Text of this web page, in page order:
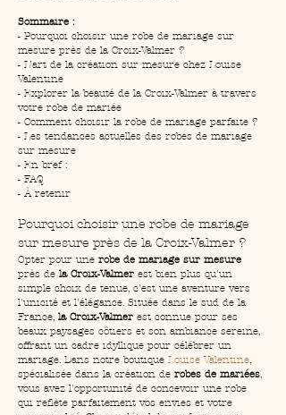
Sommaire :
- Pourquoi choisir une robe de mariage sur
mesure près de la Croix-Valmer ?
- L’art de la création sur mesure chez Louise
Valentine
- Explorer la beauté de la Croix-Valmer à travers
votre robe de mariée
- Comment choisir la robe de mariage parfaite ?
- Les tendances actuelles des robes de mariage
sur mesure
- En bref :
- FAQ
- À retenir
Pourquoi choisir une robe de mariage
sur mesure près de la Croix-Valmer ?
Opter pour une robe de mariage sur mesure
près de la Croix-Valmer est bien plus qu'un
simple choix de tenue, c'est une aventure vers
l'unicité et l'élégance. Située dans le sud de la
France, la Croix-Valmer est connue pour ses
beaux paysages côtiers et son ambiance sereine,
offrant un cadre idyllique pour célébrer un
mariage. Dans notre boutique Louise Valentine,
spécialisée dans la création de robes de mariées,
vous avez l'opportunité de concevoir une robe
qui reflète parfaitement vos envies et votre